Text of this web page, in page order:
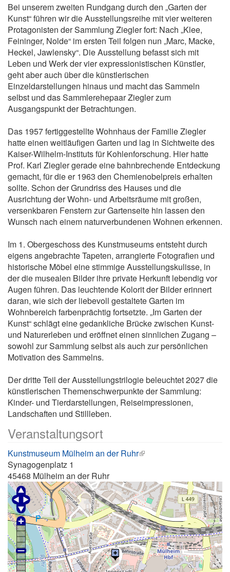
Bei unserem zweiten Rundgang durch den „Garten der
Kunst“ führen wir die Ausstellungsreihe mit vier weiteren
Protagonisten der Sammlung Ziegler fort: Nach „Klee,
Feininger, Nolde“ im ersten Teil folgen nun „Marc, Macke,
Heckel, Jawlensky“. Die Ausstellung befasst sich mit
Leben und Werk der vier expressionistischen Künstler,
geht aber auch über die künstlerischen
Einzeldarstellungen hinaus und macht das Sammeln
selbst und das Sammlerehepaar Ziegler zum
Ausgangspunkt der Betrachtungen.
Das 1957 fertiggestellte Wohnhaus der Familie Ziegler
hatte einen weitläufigen Garten und lag in Sichtweite des
Kaiser-Wilhelm-Instituts für Kohlenforschung. Hier hatte
Prof. Karl Ziegler gerade eine bahnbrechende Entdeckung
gemacht, für die er 1963 den Chemienobelpreis erhalten
sollte. Schon der Grundriss des Hauses und die
Ausrichtung der Wohn- und Arbeitsräume mit großen,
versenkbaren Fenstern zur Gartenseite hin lassen den
Wunsch nach einem naturverbundenen Wohnen erkennen.
Im 1. Obergeschoss des Kunstmuseums entsteht durch
eigens angebrachte Tapeten, arrangierte Fotografien und
historische Möbel eine stimmige Ausstellungskulisse, in
der die musealen Bilder ihre private Herkunft lebendig vor
Augen führen. Das leuchtende Kolorit der Bilder erinnert
daran, wie sich der liebevoll gestaltete Garten im
Wohnbereich farbenprächtig fortsetzte. „Im Garten der
Kunst“ schlägt eine gedankliche Brücke zwischen Kunst-
und Naturerleben und eröffnet einen sinnlichen Zugang –
sowohl zur Sammlung selbst als auch zur persönlichen
Motivation des Sammelns.
Der dritte Teil der Ausstellungstrilogie beleuchtet 2027 die
künstlerischen Themenschwerpunkte der Sammlung:
Kinder- und Tierdarstellungen, Reiseimpressionen,
Landschaften und Stillleben.
Veranstaltungsort
Kunstmuseum Mülheim an der Ruhr
Synagogenplatz 1
45468 Mülheim an der Ruhr